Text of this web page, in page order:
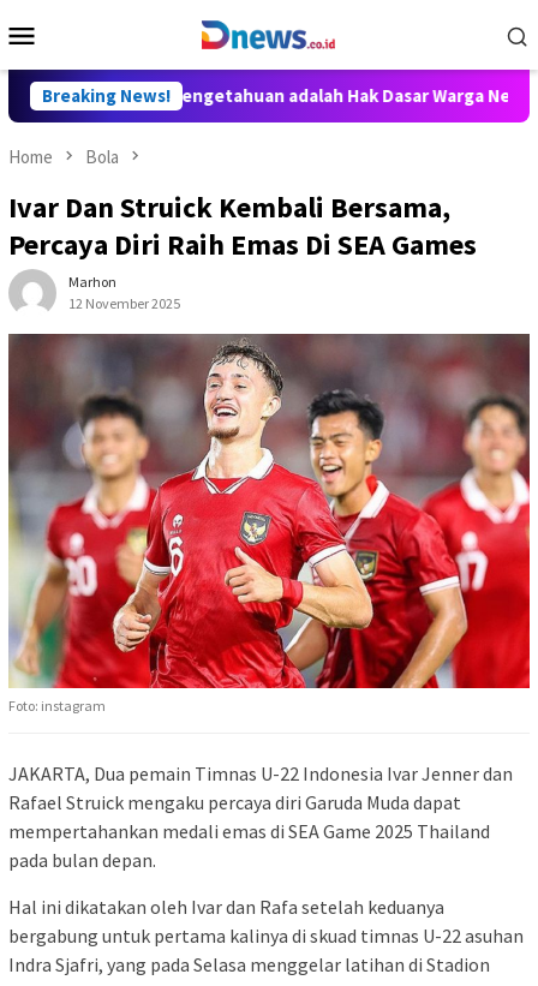
to
Menu
Breaking News!
Ilmu Pengetahuan adalah Hak Dasar Warga Negara
Home Bola
Ivar Dan Struick Kembali Bersama,
Percaya Diri Raih Emas Di SEA Games
Marhon
12 November 2025
Foto: instagram
JAKARTA, Dua pemain Timnas U-22 Indonesia Ivar Jenner dan
Rafael Struick mengaku percaya diri Garuda Muda dapat
mempertahankan medali emas di SEA Game 2025 Thailand
pada bulan depan.
Hal ini dikatakan oleh Ivar dan Rafa setelah keduanya
bergabung untuk pertama kalinya di skuad timnas U-22 asuhan
Indra Sjafri, yang pada Selasa menggelar latihan di Stadion